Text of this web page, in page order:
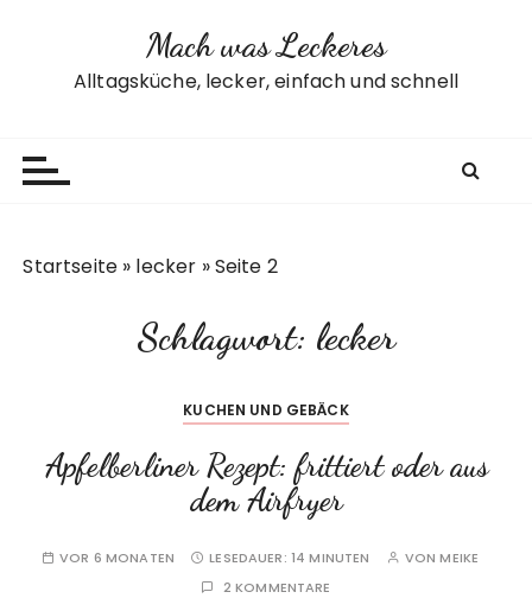
Mach was Leckeres
Alltagsküche, lecker, einfach und schnell
Startseite » lecker »Seite 2
Schlagwort: lecker
KUCHEN UND GEBÄCK
Apfelberliner Rezept: frittiert oder aus
dem Airfryer
VOR 6 MONATEN LESEDAUER: 14 MINUTEN VONMEIKE
2 KOMMENTARE